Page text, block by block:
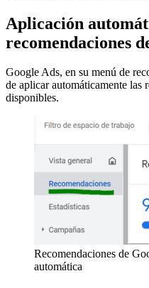
Aplicación
recomendaciones
Google Ads, en su menú de
de aplicar automáticamente las
disponibles.
Recomendaciones de
automática